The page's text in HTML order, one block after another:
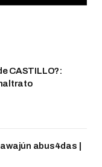
CASTILLO?:
abus4das |